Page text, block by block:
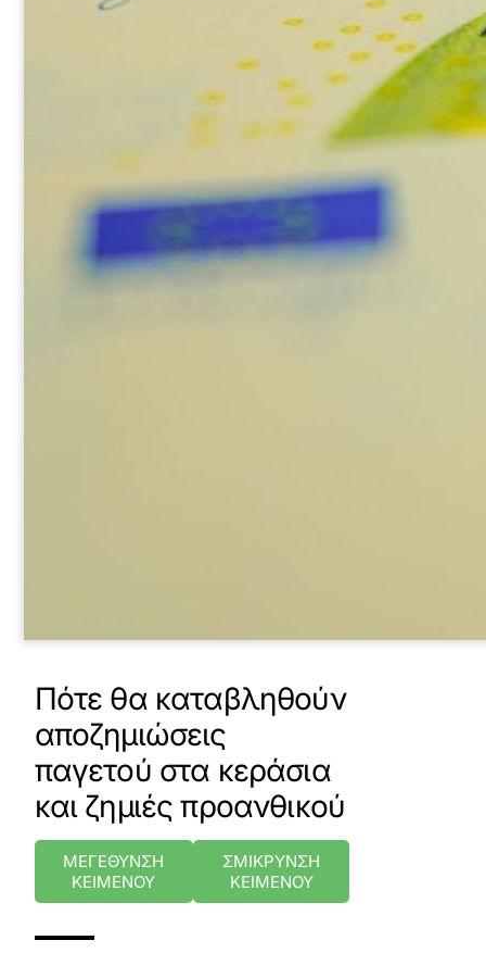
Πότε θα καταβληθούν
αποζημιώσεις
παγετού στα κεράσια
και ζημιές προανθικού
ΜΕΓΕΘΥΝΣΗ
ΚΕΙΜΕΝΟΥ
ΣΜΙΚΡΥΝΣΗ
ΚΕΙΜΕΝΟΥ